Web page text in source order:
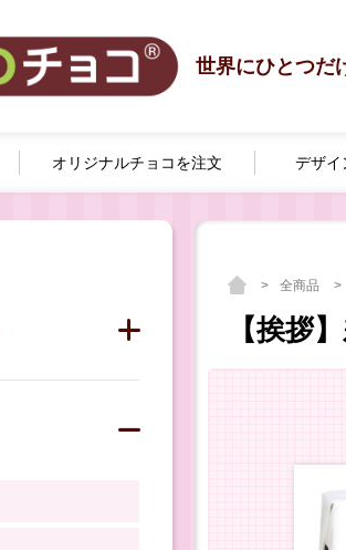
世界にひとつだ
オリジナルチョコを注文 デザイ
全商品
【挨拶